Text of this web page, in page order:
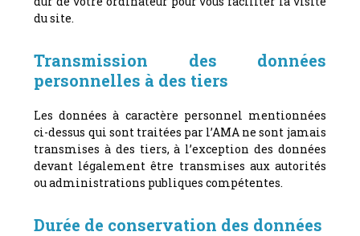
du site.
Transmission des données
personnelles à des tiers
Les données à caractère personnel mentionnées
ci-dessus qui sont traitées par l’AMA ne sont jamais
transmises à des tiers, à l’exception des données
devant légalement être transmises aux autorités
ou administrations publiques compétentes.
Durée de conservation des données